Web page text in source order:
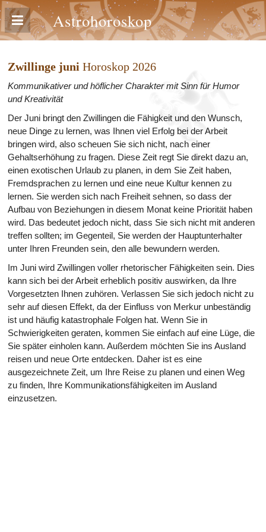
Astrohoroskop
Zwillinge juni Horoskop 2026
Kommunikativer und höflicher Charakter mit Sinn für Humor
und Kreativität
Der Juni bringt den Zwillingen die Fähigkeit und den Wunsch,
neue Dinge zu lernen, was Ihnen viel Erfolg bei der Arbeit
bringen wird, also scheuen Sie sich nicht, nach einer
Gehaltserhöhung zu fragen. Diese Zeit regt Sie direkt dazu an,
einen exotischen Urlaub zu planen, in dem Sie Zeit haben,
Fremdsprachen zu lernen und eine neue Kultur kennen zu
lernen. Sie werden sich nach Freiheit sehnen, so dass der
Aufbau von Beziehungen in diesem Monat keine Priorität haben
wird. Das bedeutet jedoch nicht, dass Sie sich nicht mit anderen
treffen sollten; im Gegenteil, Sie werden der Hauptunterhalter
unter Ihren Freunden sein, den alle bewundern werden.
Im Juni wird Zwillingen voller rhetorischer Fähigkeiten sein. Dies
kann sich bei der Arbeit erheblich positiv auswirken, da Ihre
Vorgesetzten Ihnen zuhören. Verlassen Sie sich jedoch nicht zu
sehr auf diesen Effekt, da der Einfluss von Merkur unbeständig
ist und häufig katastrophale Folgen hat. Wenn Sie in
Schwierigkeiten geraten, kommen Sie einfach auf eine Lüge, die
Sie später einholen kann. Außerdem möchten Sie ins Ausland
reisen und neue Orte entdecken. Daher ist es eine
ausgezeichnete Zeit, um Ihre Reise zu planen und einen Weg
zu finden, Ihre Kommunikationsfähigkeiten im Ausland
einzusetzen.